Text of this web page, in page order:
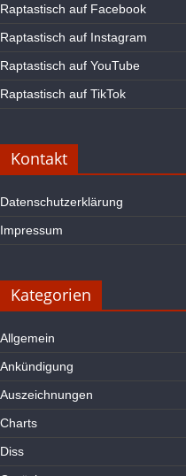
Raptastisch auf Facebook
Raptastisch auf Instagram
Raptastisch auf YouTube
Raptastisch auf TikTok
Kontakt
Datenschutzerklärung
Impressum
Kategorien
Allgemein
Ankündigung
Auszeichnungen
Charts
Diss